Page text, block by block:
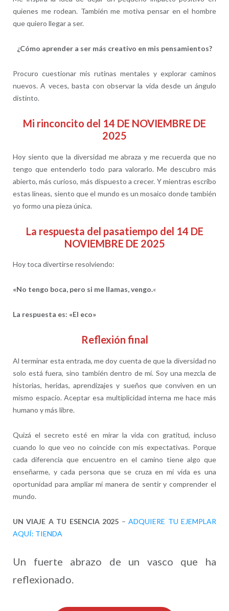
quienes me rodean. También me motiva pensar en el hombre
que quiero llegar a ser.
¿Cómo aprender a ser más creativo en mis pensamientos?
Procuro cuestionar mis rutinas mentales y explorar caminos
nuevos. A veces, basta con observar la vida desde un ángulo
distinto.
Mi rinconcito del 14 DE NOVIEMBRE DE
2025
Hoy siento que la diversidad me abraza y me recuerda que no
tengo que entenderlo todo para valorarlo. Me descubro más
abierto, más curioso, más dispuesto a crecer. Y mientras escribo
estas líneas, siento que el mundo es un mosaico donde también
yo formo una pieza única.
La respuesta del pasatiempo del 14 DE
NOVIEMBRE DE 2025
Hoy toca divertirse resolviendo:
«No tengo boca, pero si me llamas, vengo.«
La respuesta es: «El eco»
Reflexión final
Al terminar esta entrada, me doy cuenta de que la diversidad no
solo está fuera, sino también dentro de mí. Soy una mezcla de
historias, heridas, aprendizajes y sueños que conviven en un
mismo espacio. Aceptar esa multiplicidad interna me hace más
humano y más libre.
Quizá el secreto esté en mirar la vida con gratitud, incluso
cuando lo que veo no coincide con mis expectativas. Porque
cada diferencia que encuentro en el camino tiene algo que
enseñarme, y cada persona que se cruza en mi vida es una
oportunidad para ampliar mi manera de sentir y comprender el
mundo.
UN VIAJE A TU ESENCIA 2025 –ADQUIERE TU EJEMPLAR
AQUÍ: TIENDA
Un fuerte abrazo de un vasco que ha
reflexionado.